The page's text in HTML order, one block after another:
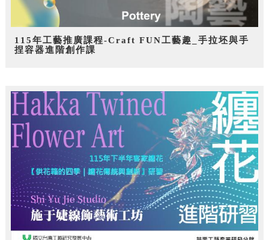
115年工藝推廣課程-Craft FUN工藝趣_手拉坯與手
捏容器進階創作課